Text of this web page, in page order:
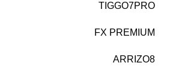
TIGGO7PRO
FX PREMIUM
ARRIZO8